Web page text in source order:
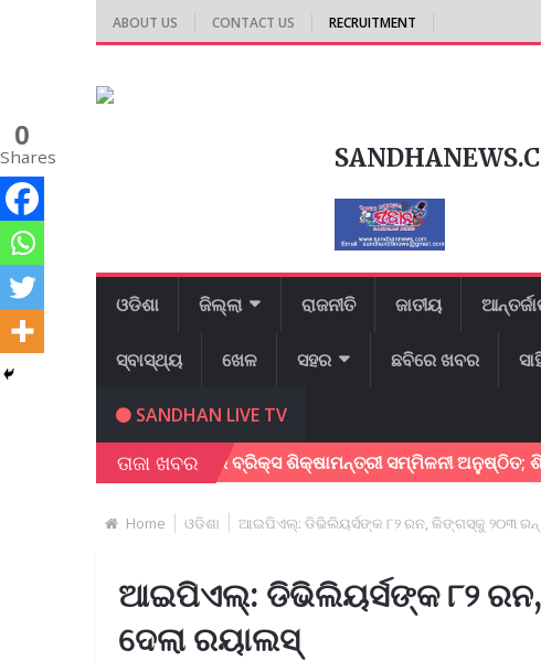
ABOUT US CONTACT US RECRUITMENT
ଓଡିଶା ଜିଲ୍ଲା ରାଜନୀତି ଜାତୀୟ
ସ୍ବାସ୍ଥ୍ୟ ଖେଳ ସହର ଛବିରେ ଖବର
SANDHAN LIVE TV
ତାଜା ଖବର
ଭୁବନେଶ୍ୱରରେ ବ୍ରିକ୍ସ ଶିକ୍ଷାମନ୍ତ୍ରୀ ସମ୍ମିଳନୀ ଅନୁଷ୍ଠିତ; ଶିକ୍ଷା,
Home ଓଡିଶା ଆଇପିଏଲ୍‌: ଡିଭିଲିୟର୍ସଙ୍କ ୮୨ ରନ, କିଙ୍ଗସ୍‌କୁ ୨୦୩ ରନ୍‌
ଆଇପିଏଲ୍‌: ଡିଭିଲିୟର୍ସଙ୍କ ୮୨ ରନ,
ଦେଲା ରୟାଲସ୍‌
0
Shares